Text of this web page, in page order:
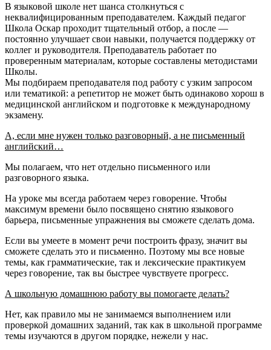
В языковой школе нет шанса столкнуться с
неквалифицированным преподавателем. Каждый педагог
Школа Оскар проходит тщательный отбор, а после —
постоянно улучшает свои навыки, получается поддержку от
коллег и руководителя. Преподаватель работает по
проверенным материалам, которые составлены методистами
Школы.
Мы подбираем преподавателя под работу с узким запросом
или тематикой: а репетитор не может быть одинаково хорош в
медицинской английском и подготовке к международному
экзамену.
А, если мне нужен только разговорный, а не письменный
английский…
Мы полагаем, что нет отдельно письменного или
разговорного языка.
На уроке мы всегда работаем через говорение. Чтобы
максимум времени было посвящено снятию языкового
барьера, письменные упражнения вы сможете сделать дома.
Если вы умеете в момент речи построить фразу, значит вы
сможете сделать это и письменно. Поэтому мы все новые
темы, как грамматические, так и лексические практикуем
через говорение, так вы быстрее чувствуете прогресс.
А школьную домашнюю работу вы помогаете делать?
Нет, как правило мы не занимаемся выполнением или
проверкой домашних заданий, так как в школьной программе
темы изучаются в другом порядке, нежели у нас.